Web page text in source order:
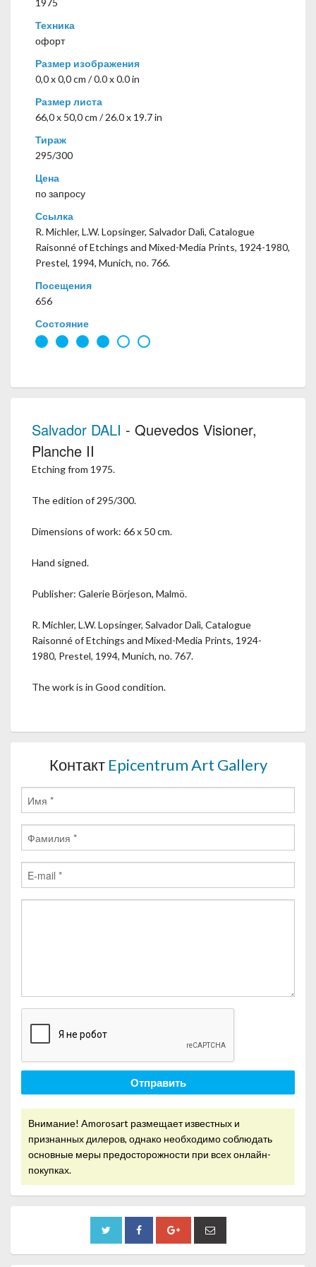
1975
Техника
офорт
Размер изображения
0,0 x 0,0 cm / 0.0 x 0.0 in
Размер листа
66,0 x 50,0 cm / 26.0 x 19.7 in
Тираж
295/300
Цена
по запросу
Ссылка
R. Michler, L.W. Lopsinger, Salvador Dalì, Catalogue
Raisonné of Etchings and Mixed-Media Prints, 1924-1980,
Prestel, 1994, Munich, no. 766.
Посещения
656
Состояние
Salvador DALI - Quevedos Visioner,
Planche II
Etching from 1975.
The edition of 295/300.
Dimensions of work: 66 x 50 cm.
Hand signed.
Publisher: Galerie Börjeson, Malmö.
R. Michler, L.W. Lopsinger, Salvador Dalì, Catalogue
Raisonné of Etchings and Mixed-Media Prints, 1924-
1980, Prestel, 1994, Munich, no. 767.
The work is in Good condition.
Контакт Epicentrum Art Gallery
Отправить
Внимание! Amorosart размещает известных и
признанных дилеров, однако необходимо соблюдать
основные меры предосторожности при всех онлайн-
покупках.